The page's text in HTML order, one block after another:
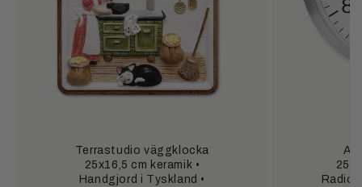
Terrastudio väggklocka
25x16,5 cm keramik •
Handgjord i Tyskland •